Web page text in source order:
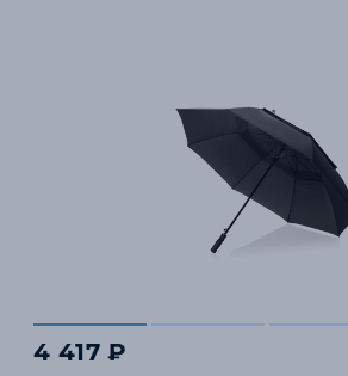
4 417 ₽